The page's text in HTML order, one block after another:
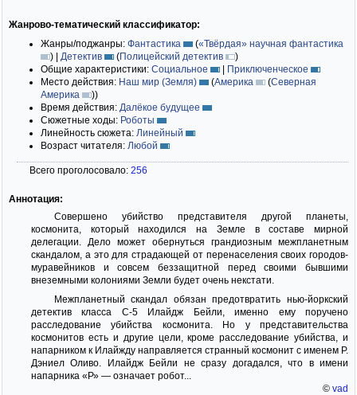
Жанрово-тематический классификатор:
Жанры/поджанры: Фантастика («Твёрдая» научная фантастика
) | Детектив (Полицейский детектив
)
Общие характеристики: Социальное | Приключенческое
Место действия: Наш мир (Земля) (Америка (Северная
Америка
))
Время действия: Далёкое будущее
Сюжетные ходы: Роботы
Линейность сюжета: Линейный
Возраст читателя: Любой
Всего проголосовало: 256
Аннотация:
Совершено убийство представителя другой планеты,
космонита, который находился на Земле в составе мирной
делегации. Дело может обернуться грандиозным межпланетным
скандалом, а это для страдающей от перенаселения своих городов-
муравейников и совсем беззащитной перед своими бывшими
внеземными колониями Земли будет очень некстати.
Межпланетный скандал обязан предотвратить нью-йоркский
детектив класса С-5 Илайдж Бейли, именно ему поручено
расследование убийства космонита. Но у представительства
космонитов есть и другие цели, кроме расследование убийства, и
напарником к Илайжду направляется странный космонит с именем Р.
Дэниел Оливо. Илайдж Бейли не сразу догадался, что в имени
напарника «Р» — означает робот...
© vad